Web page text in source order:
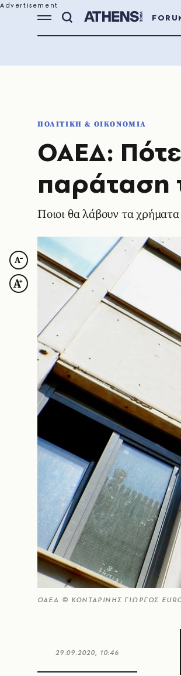
ΠΟΛΙΤΙΚΗ & ΟΙΚΟΝΟΜΙΑ
ΟΑΕΔ:
παράταση
Ποιοι θα λάβουν τα χρήματα
ΟΑΕΔ © ΚΟΝΤΑΡΙΝΗΣ ΓΙΩΡΓΟΣ
29.09.2020, 10:46